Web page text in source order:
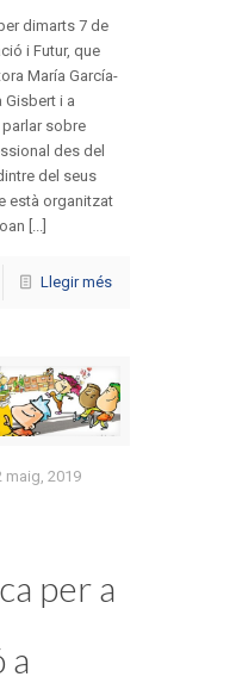
dimarts 7 de
i Futur, que
María García-
Gisbert i a
parlar sobre
des del
del seus
està organitzat
[...]
Llegir més
maig, 2019
per a
a